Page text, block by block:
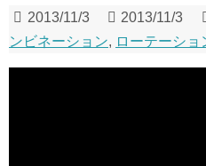
2013/11/3 2013/11/3
ンビネーション, ローテーショ